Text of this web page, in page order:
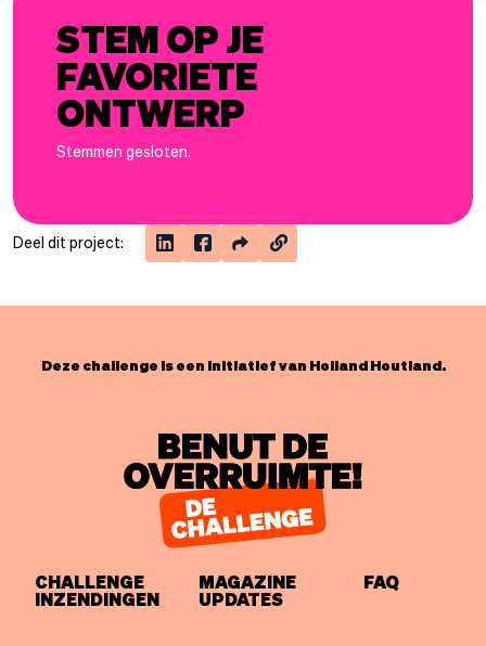
STEM OP JE
FAVORIETE
ONTWERP
Stemmen gesloten.
Deel dit project:
Deze challenge is een initiatief van Holland Houtland.
CHALLENGE
INZENDINGEN
MAGAZINE
UPDATES
FAQ